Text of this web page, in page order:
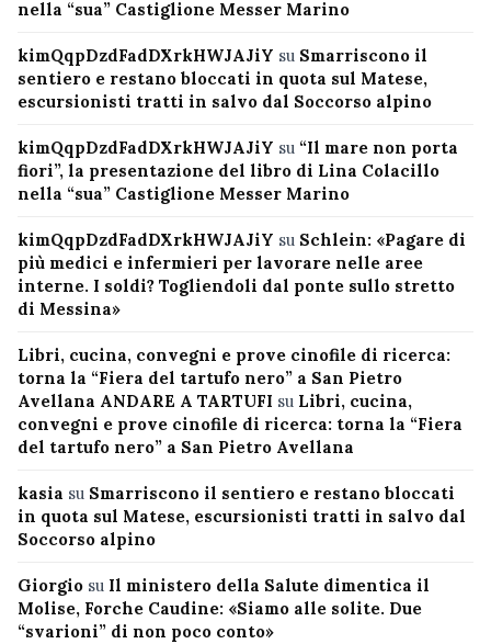
nella “sua” Castiglione Messer Marino
kimQqpDzdFadDXrkHWJAJiY su Smarriscono il
sentiero e restano bloccati in quota sul Matese,
escursionisti tratti in salvo dal Soccorso alpino
kimQqpDzdFadDXrkHWJAJiY su “Il mare non porta
fiori”, la presentazione del libro di Lina Colacillo
nella “sua” Castiglione Messer Marino
kimQqpDzdFadDXrkHWJAJiY su Schlein: «Pagare di
più medici e infermieri per lavorare nelle aree
interne. I soldi? Togliendoli dal ponte sullo stretto
di Messina»
Libri, cucina, convegni e prove cinofile di ricerca:
torna la “Fiera del tartufo nero” a San Pietro
Avellana ANDARE A TARTUFI su Libri, cucina,
convegni e prove cinofile di ricerca: torna la “Fiera
del tartufo nero” a San Pietro Avellana
kasia su Smarriscono il sentiero e restano bloccati
in quota sul Matese, escursionisti tratti in salvo dal
Soccorso alpino
Giorgio su Il ministero della Salute dimentica il
Molise, Forche Caudine: «Siamo alle solite. Due
“svarioni” di non poco conto»